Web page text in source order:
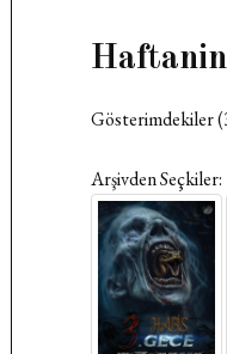
Gösterimdekiler
Arşivden Seçkiler: